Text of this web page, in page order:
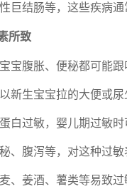
巨结肠等，这些疾病
所致
宝腹胀、便秘都可能
新生宝宝拉的大便或
白过敏，婴儿期过敏
、腹泻等，对这种过
、姜酒、薯类等易致